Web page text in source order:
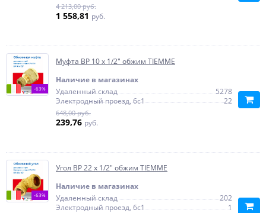
4 213,00 руб.
1 558,81 руб.
-63%
Муфта ВР 10 x 1/2" обжим TIEMME
Наличие в магазинах
Удаленный склад
5278
Электродный проезд, 6с1
22
648,00 руб.
239,76 руб.
-63%
Угол ВР 22 x 1/2" обжим TIEMME
Наличие в магазинах
Удаленный склад
202
Электродный проезд, 6с1
1